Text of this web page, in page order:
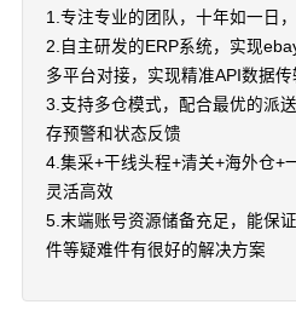
1.专注专业的团队，十年如一日
2.自主研发的ERP系统，实现
多平台对接，实现精准API数据传
3.支持多仓模式，配合最优的派
存预警和状态反馈
4.集采+干线头程+清关+海外仓+
灵活高效
5.末端账号资源储备充足，能保
件等疑难件有很好的解决方案